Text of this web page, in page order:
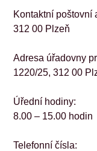
Kontaktní poštovní
312 00 Plzeň
Adresa úřadovny
1220/25, 312 00
Úřední hodiny:
8.00 – 15.00 hodin